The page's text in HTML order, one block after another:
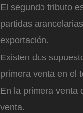
El segundo tributo
partidas
exportación.
Existen dos
primera venta en el
En la primera venta
venta.